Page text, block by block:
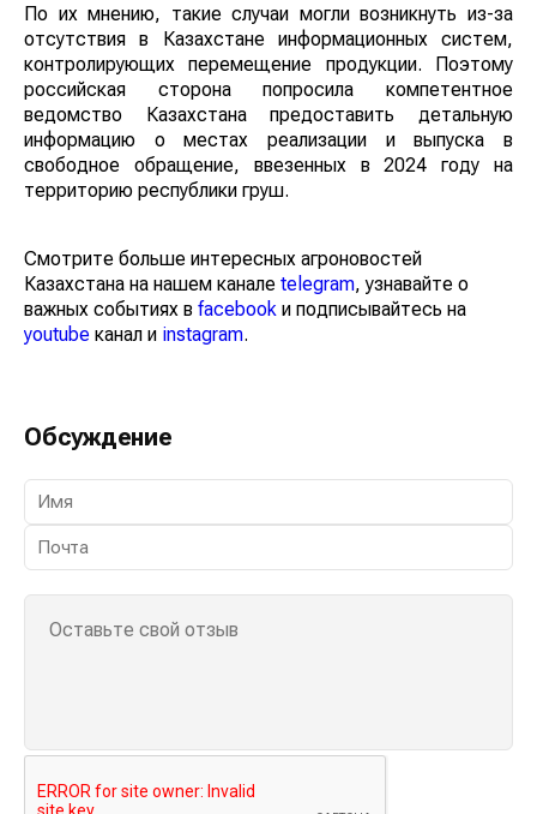
По их мнению, такие случаи могли возникнуть из-за
отсутствия в Казахстане информационных систем,
контролирующих перемещение продукции. Поэтому
российская сторона попросила компетентное
ведомство Казахстана предоставить детальную
информацию о местах реализации и выпуска в
свободное обращение, ввезенных в 2024 году на
территорию республики груш.
Смотрите больше интересных агроновостей
Казахстана на нашем канале telegram, узнавайте о
важных событиях в facebook и подписывайтесь на
youtube канал и instagram.
Обсуждение